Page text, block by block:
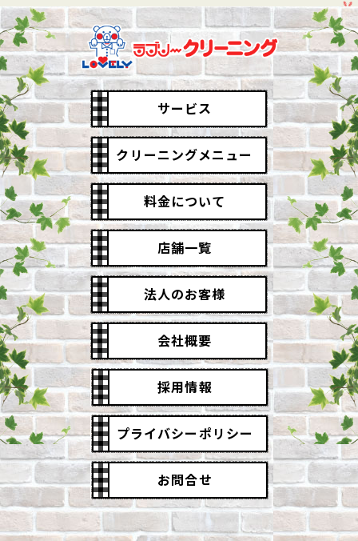
サービス
クリーニングメニュー
料金について
店舗一覧
法人のお客様
会社概要
採用情報
プライバシーポリシー
お問合せ